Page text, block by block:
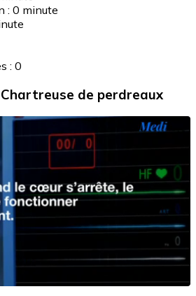
: 0 minute
: 0
de perdreaux